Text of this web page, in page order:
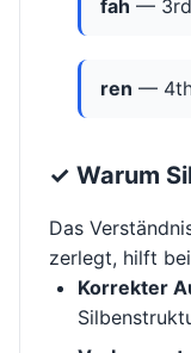
fah —
ren —
✓ Warum
Das
zerlegt, hilft
Korrekter